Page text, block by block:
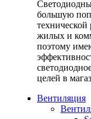
большую
технической
жилых и
поэтому
целей в
Вентиляция